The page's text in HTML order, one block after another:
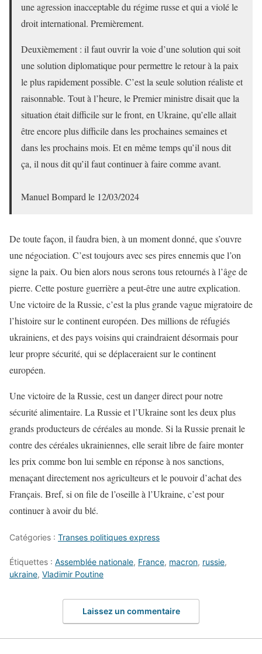
une agression inacceptable du régime russe et qui a violé le
droit international. Premièrement.
Deuxièmement : il faut ouvrir la voie d’une solution qui soit
une solution diplomatique pour permettre le retour à la paix
le plus rapidement possible. C’est la seule solution réaliste et
raisonnable. Tout à l’heure, le Premier ministre disait que la
situation était difficile sur le front, en Ukraine, qu’elle allait
être encore plus difficile dans les prochaines semaines et
dans les prochains mois. Et en même temps qu’il nous dit
ça, il nous dit qu’il faut continuer à faire comme avant.
Manuel Bompard le 12/03/2024
De toute façon, il faudra bien, à un moment donné, que s’ouvre
une négociation. C’est toujours avec ses pires ennemis que l’on
signe la paix. Ou bien alors nous serons tous retournés à l’âge de
pierre. Cette posture guerrière a peut-être une autre explication.
Une victoire de la Russie, c’est la plus grande vague migratoire de
l’histoire sur le continent européen. Des millions de réfugiés
ukrainiens, et des pays voisins qui craindraient désormais pour
leur propre sécurité, qui se déplaceraient sur le continent
européen.
Une victoire de la Russie, cest un danger direct pour notre
sécurité alimentaire. La Russie et l’Ukraine sont les deux plus
grands producteurs de céréales au monde. Si la Russie prenait le
contre des céréales ukrainiennes, elle serait libre de faire monter
les prix comme bon lui semble en réponse à nos sanctions,
menaçant directement nos agriculteurs et le pouvoir d’achat des
Français. Bref, si on file de l’oseille à l’Ukraine, c’est pour
continuer à avoir du blé.
Catégories : Transes politiques express
Étiquettes : Assemblée nationale, France, macron, russie,
ukraine, Vladimir Poutine
Laissez un commentaire